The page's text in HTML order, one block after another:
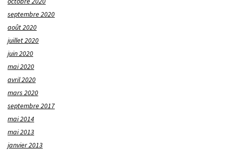
septembre 2020
août 2020
juillet 2020
juin 2020
mai 2020
avril 2020
mars 2020
septembre 2017
mai 2014
mai 2013
janvier 2013